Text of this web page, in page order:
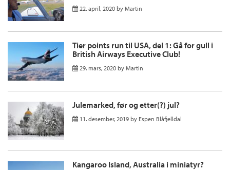
22. april, 2020 by Martin
Tier points run til USA, del 1: Gå for gull i
British Airways Executive Club!
29. mars, 2020 by Martin
Julemarked, før og etter(?) jul?
11. desember, 2019 by Espen Blåfjelldal
Kangaroo Island, Australia i miniatyr?